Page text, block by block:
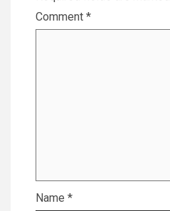
Comment *
Name *